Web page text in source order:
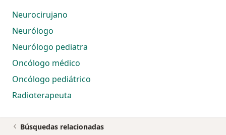
Neurocirujano
Neurólogo
Neurólogo pediatra
Oncólogo médico
Oncólogo pediátrico
Radioterapeuta
Búsquedas relacionadas